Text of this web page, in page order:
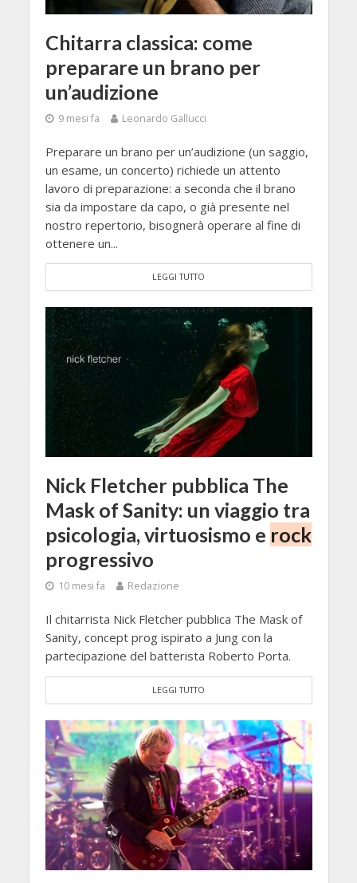
Chitarra classica: come
preparare un brano per
un’audizione
9 mesi fa Leonardo Gallucci
Preparare un brano per un’audizione (un saggio,
un esame, un concerto) richiede un attento
lavoro di preparazione: a seconda che il brano
sia da impostare da capo, o già presente nel
nostro repertorio, bisognerà operare al fine di
ottenere un...
LEGGI TUTTO
Nick Fletcher pubblica The
Mask of Sanity: un viaggio tra
psicologia, virtuosismo e rock
progressivo
10 mesi fa Redazione
Il chitarrista Nick Fletcher pubblica The Mask of
Sanity, concept prog ispirato a Jung con la
partecipazione del batterista Roberto Porta.
LEGGI TUTTO